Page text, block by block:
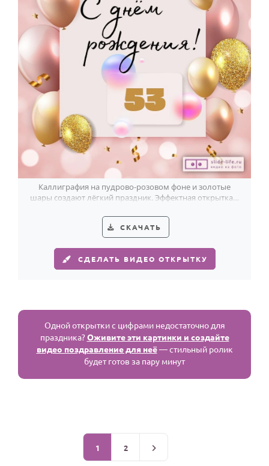
Каллиграфия на пудрово-розовом фоне и золотые
шары создают лёгкий праздник. Эффектная открытка к
СКАЧАТЬ
СДЕЛАТЬ ВИДЕО ОТКРЫТКУ
Одной открытки с цифрами недостаточно для
праздника?Оживите эти картинки и создайте
видео поздравление для неё— стильный ролик
будет готов за пару минут
1 2